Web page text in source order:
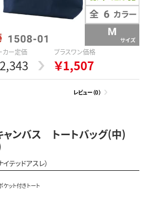
カー定価 プラスワン価格
￥1,507
レビュー（0）
ンバス トートバッグ(中)
テッドアスレ）
ット付きトート